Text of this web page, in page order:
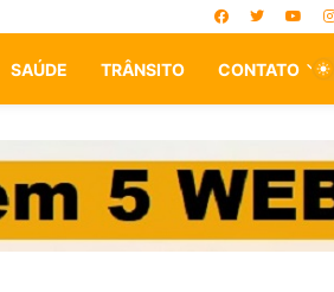
SAÚDE TRÂNSITO CONTATO